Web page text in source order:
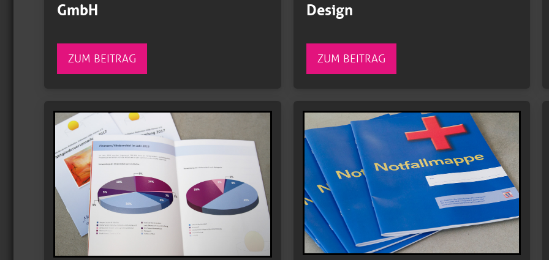
GmbH
ZUM BEITRAG
Design
ZUM BEITRAG